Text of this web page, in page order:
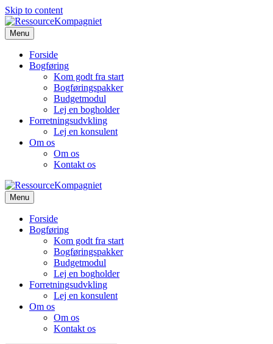
Skip to content
Menu
Forside
Bogføring
Kom godt fra start
Bogføringspakker
Budgetmodul
Lej en bogholder
Forretningsudvkling
Lej en konsulent
Om os
Om os
Kontakt os
Menu
Forside
Bogføring
Kom godt fra start
Bogføringspakker
Budgetmodul
Lej en bogholder
Forretningsudvkling
Lej en konsulent
Om os
Om os
Kontakt os